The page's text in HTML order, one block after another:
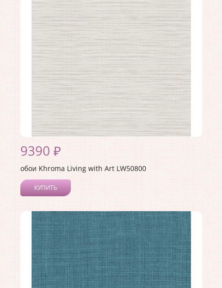
Материал покрытия: Акриловое
Страна:США
Материал основы:Бумага
Раппорт: 60
9390 ₽
обои Khroma Living with Art LW50800
КУПИТЬ
Коллекция:Living with Art
Длина рулона:8.23
Ширина рулона:0.68
Материал покрытия:Акриловое
Страна:США
Материал основы:Бумага
Раппорт:53